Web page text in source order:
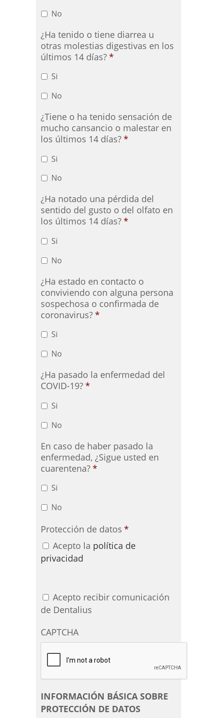
No
¿Ha tenido o tiene diarrea u
otras molestias digestivas en los
últimos 14 días?*
Si
No
¿Tiene o ha tenido sensación de
mucho cansancio o malestar en
los últimos 14 días?*
Si
No
¿Ha notado una pérdida del
sentido del gusto o del olfato en
los últimos 14 días?*
Si
No
¿Ha estado en contacto o
conviviendo con alguna persona
sospechosa o confirmada de
coronavirus?*
Si
No
¿Ha pasado la enfermedad del
COVID-19?*
Si
No
En caso de haber pasado la
enfermedad, ¿Sigue usted en
cuarentena?*
Si
No
Protección de datos *
Acepto la política de
privacidad
Acepto recibir comunicación
de Dentalius
CAPTCHA
INFORMACIÓN BÁSICA SOBRE
PROTECCIÓN DE DATOS